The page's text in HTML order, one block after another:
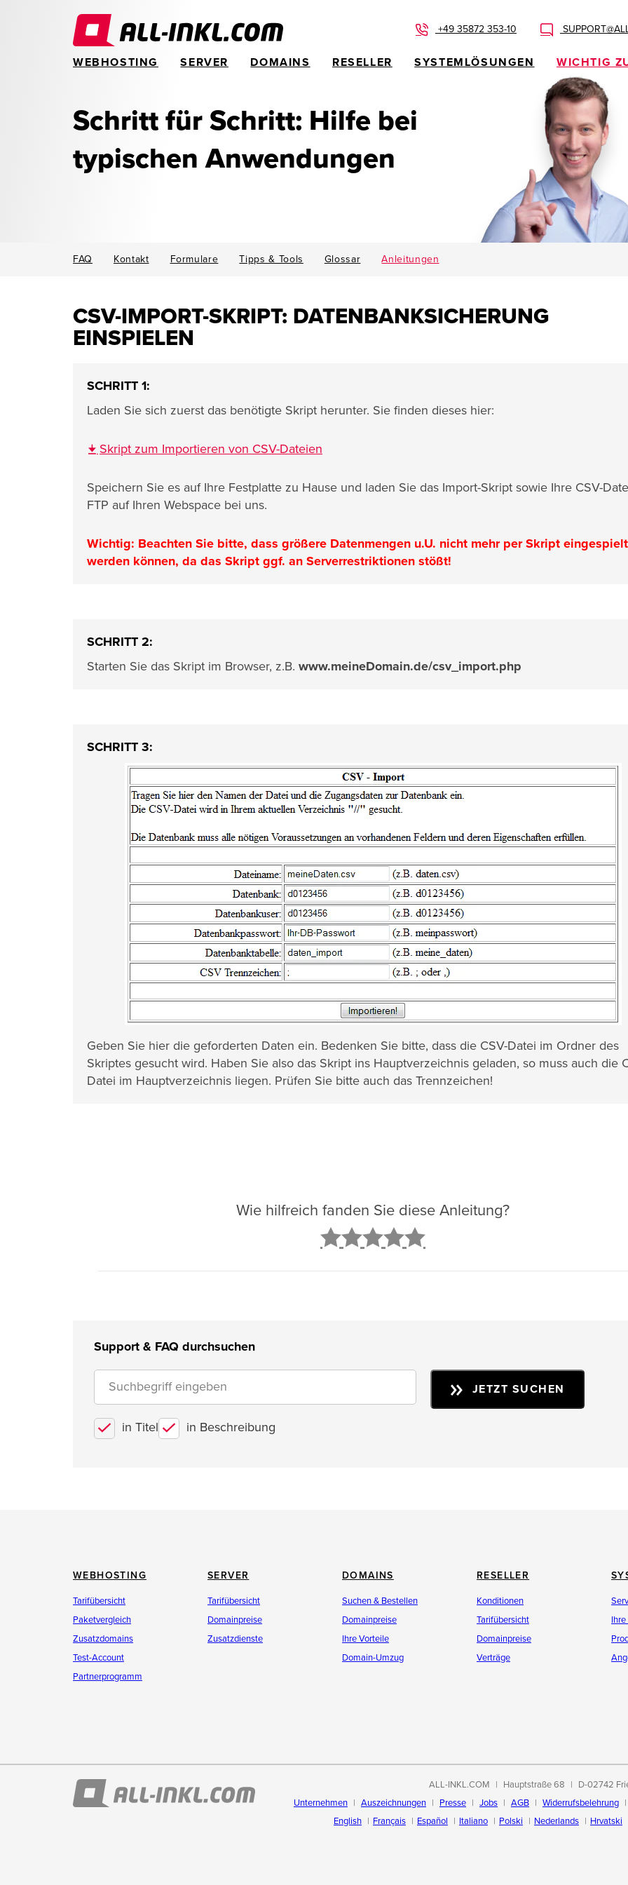
+49 35872 353-10
WEBHOSTING SERVER DOMAINS RESELLER SYSTEMLÖSUNGEN WICHTIG
Schritt für Schritt: Hilfe bei
typischen Anwendungen
FAQ Kontakt Formulare Tipps & Tools Glossar Anleitungen
CSV-IMPORT-SKRIPT: DATENBANKSICHERUNG
EINSPIELEN
SCHRITT 1:
Laden Sie sich zuerst das benötigte Skript herunter. Sie finden dieses hier:
Skript zum Importieren von CSV-Dateien
Speichern Sie es auf Ihre Festplatte zu Hause und laden Sie das Import-Skript sowie Ihre CSV-
FTP auf Ihren Webspace bei uns.
Wichtig: Beachten Sie bitte, dass größere Datenmengen u.U. nicht mehr per Skript eingespielt
werden können, da das Skript ggf. an Serverrestriktionen stößt!
SCHRITT 2:
Starten Sie das Skript im Browser, z.B. www.meineDomain.de/csv_import.php
SCHRITT 3:
Geben Sie hier die geforderten Daten ein. Bedenken Sie bitte, dass die CSV-Datei im Ordner des
Skriptes gesucht wird. Haben Sie also das Skript ins Hauptverzeichnis geladen, so muss auch die
Datei im Hauptverzeichnis liegen. Prüfen Sie bitte auch das Trennzeichen!
Wie hilfreich fanden Sie diese Anleitung?
Support & FAQ durchsuchen
in Titel in Beschreibung
JETZT SUCHEN
WEBHOSTING
Tarifübersicht
Paketvergleich
Zusatzdomains
Test-Account
Partnerprogramm
SERVER
Tarifübersicht
Domainpreise
Zusatzdienste
DOMAINS
Suchen & Bestellen
Domainpreise
Ihre Vorteile
Domain-Umzug
RESELLER
Konditionen
Tarifübersicht
Domainpreise
Verträge
ALL-INKL.COM Hauptstraße 68
D-02742
Unternehmen
Auszeichnungen Presse Jobs AGB
Widerrufsbelehrung
English
Français Español Italiano Polski Nederlands Hrvatski